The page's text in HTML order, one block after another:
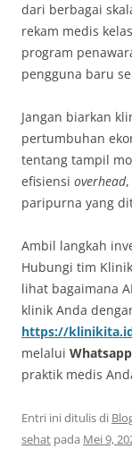
dari berbagai
rekam medis kelas
program
pengguna baru
Jangan biarkan
pertumbuhan
tentang tampil
efisiensi overhead
paripurna yang
Ambil langkah
Hubungi tim
lihat bagaimana
klinik Anda
https://
melalui
praktik medis
Entri ini ditulis di
sehat pada Mei 9,